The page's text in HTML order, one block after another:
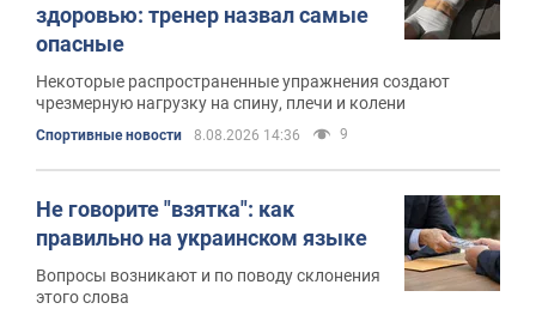
здоровью: тренер назвал самые
опасные
Некоторые распространенные упражнения создают
чрезмерную нагрузку на спину, плечи и колени
Спортивные новости 8.08.2026 14:36 9
Не говорите "взятка": как
правильно на украинском языке
Вопросы возникают и по поводу склонения
этого слова